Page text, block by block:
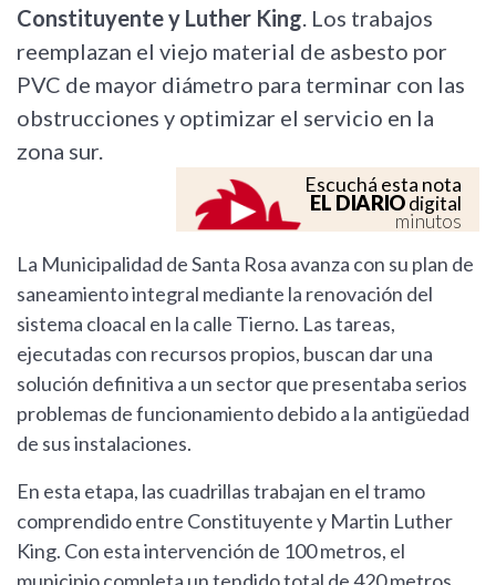
Constituyente y Luther King. Los trabajos
reemplazan el viejo material de asbesto por
PVC de mayor diámetro para terminar con las
obstrucciones y optimizar el servicio en la
zona sur.
Escuchá esta nota
EL DIARIOdigital
minutos
La Municipalidad de Santa Rosa avanza con su plan de
saneamiento integral mediante la renovación del
sistema cloacal en la calle Tierno. Las tareas,
ejecutadas con recursos propios, buscan dar una
solución definitiva a un sector que presentaba serios
problemas de funcionamiento debido a la antigüedad
de sus instalaciones.
En esta etapa, las cuadrillas trabajan en el tramo
comprendido entre Constituyente y Martin Luther
King. Con esta intervención de 100 metros, el